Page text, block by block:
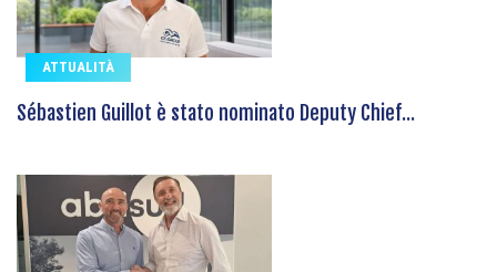
ATTUALITÀ
Sébastien Guillot è stato nominato Deputy Chief...